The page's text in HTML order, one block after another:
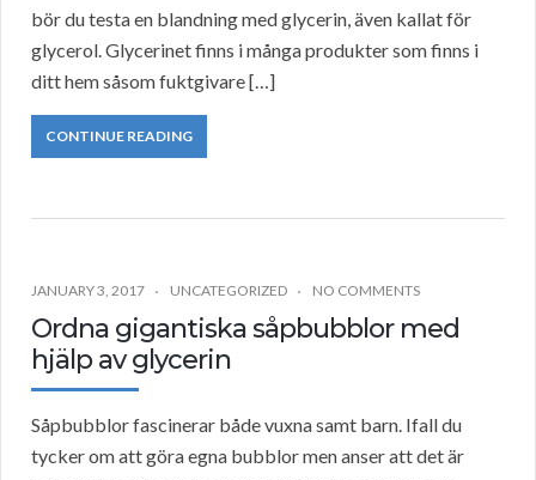
bör du testa en blandning med glycerin, även kallat för
glycerol. Glycerinet finns i många produkter som finns i
ditt hem såsom fuktgivare […]
CONTINUE READING
JANUARY 3, 2017 UNCATEGORIZED NO COMMENTS
Ordna gigantiska såpbubblor med
hjälp av glycerin
Såpbubblor fascinerar både vuxna samt barn. Ifall du
tycker om att göra egna bubblor men anser att det är